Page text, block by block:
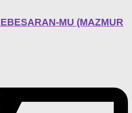
MU (MAZMUR